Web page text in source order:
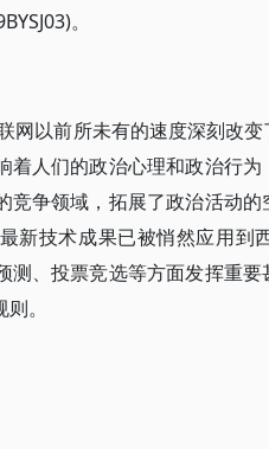
。
网以前所未有的速度深刻改
着人们的政治心理和政治行
竞争领域，拓展了政治活动
新技术成果已被悄然应用到
测、投票竞选等方面发挥重
。